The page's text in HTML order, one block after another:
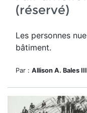
(réservé)
Les personnes
bâtiment.
Par : Allison A. Bales III